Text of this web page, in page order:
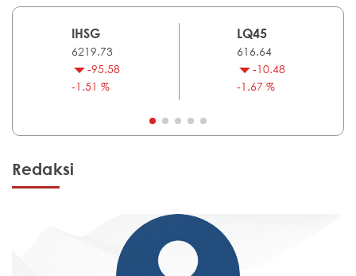
IHSG
6219.73
-95.58
-1.51 %
LQ45
616.64
-10.48
-1.67 %
Redaksi